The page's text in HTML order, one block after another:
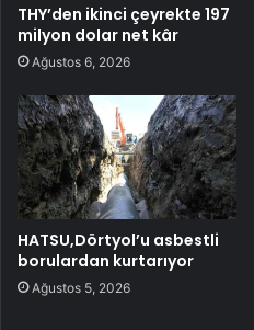
THY’den ikinci çeyrekte 197
milyon dolar net kâr
Ağustos 6, 2026
HATSU,Dörtyol’u asbestli
borulardan kurtarıyor
Ağustos 5, 2026